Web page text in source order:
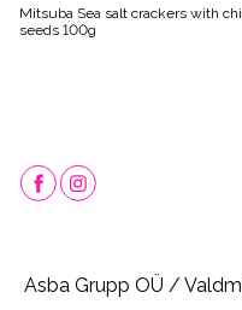
Mitsuba Sea salt crackers with
seeds 100g
Asba Grupp OÜ /